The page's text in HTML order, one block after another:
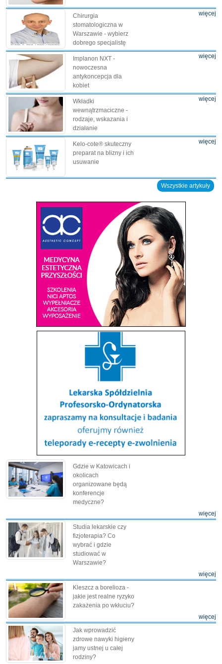
Chirurgia
stomatologiczna w
Warszawie - wybierz
dobrego specjalistę
więcej
Implanon NXT -
nowoczesna
antykoncepcja dla
kobiet
więcej
Wkładki
wewnątrzmaciczne -
rodzaje, wskazania i
działanie
więcej
Kelo-cote® skuteczny
preparat na blizny i ich
usuwanie
więcej
Wszystkie artykuły
Gdzie w Katowicach i
okolicach
organizowane będą
konferencje
medyczne?
więcej
Studia lekarskie czy
fizjoterapia? Co
wybrać i gdzie
studiować w
Warszawie?
więcej
Kleszcz a borelioza -
jakie jest realne ryzyko
zakażenia po wkłuciu?
więcej
Jak wprowadzić
zdrowe nawyki higieny
jamy ustnej u całej
rodziny?